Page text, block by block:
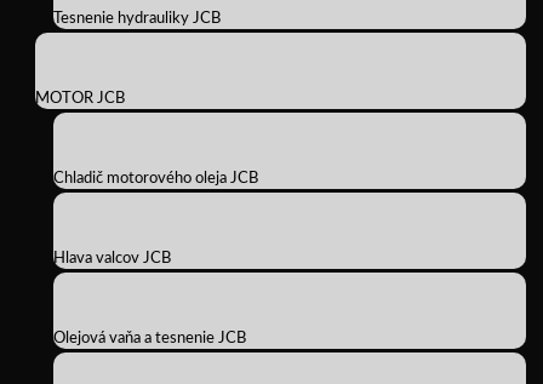
Tesnenie hydrauliky JCB
MOTOR JCB
Chladič motorového oleja JCB
Hlava valcov JCB
Olejová vaňa a tesnenie JCB